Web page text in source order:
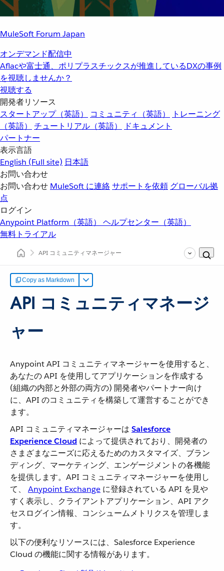
MuleSoft Forum Japan
オンデマンド配信中
Aflacや富士通、ポリプラスチックスが推進しているDXの事例
を視聴しませんか？
視聴する
開発者リソース
スタートアップ（英語）
コミュニティ（英語）
トレーニング
（英語）
チュートリアル（英語）
ドキュメント
パートナー
表示言語
English (Full site) 日本語
お問い合わせ
お問い合わせ MuleSoft に連絡サポートを依頼 グローバル拠
点
ログイン
Anypoint Platform（英語） ヘルプセンター（英語）
無料トライアル
API コミュニティマネージャー
Copy as Markdown
API コミュニティマネージ
ャー
Anypoint API コミュニティマネージャーを使用すると、
あなたの API を使用してアプリケーションを作成する
(組織の内部と外部の両方の) 開発者やパートナー向け
に、API のコミュニティを構築して運営することができ
ます。
API コミュニティマネージャーは ​ Salesforce
Experience Cloud ​ によって提供されており、開発者の
さまざまなニーズに応えるためのカスタマイズ、ブラン
ディング、マーケティング、エンゲージメントの各機能
を提供します。API コミュニティマネージャーを使用し
て、 Anypoint Exchange ​ に登録されている API を見や
すく表示し、クライアントアプリケーション、API アク
セスログイン情報、コンシュームメトリクスを管理しま
す。
以下の便利なリソースには、Salesforce Experience
Cloud の機能に関する情報があります。